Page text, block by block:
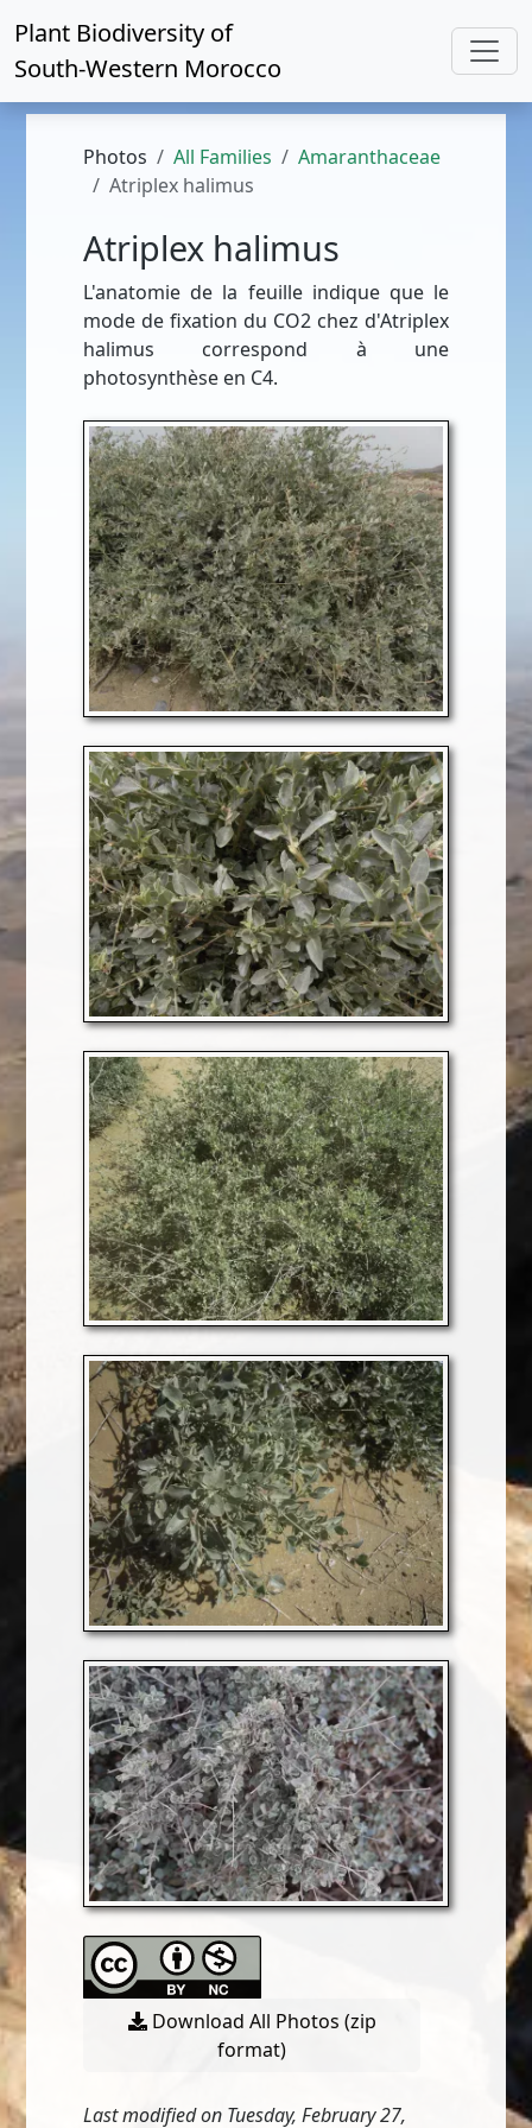
Plant Biodiversity of
South-Western Morocco
Photos All Families
Amaranthaceae
Atriplex halimus
Atriplex halimus
L'anatomie de la feuille indique que le
mode de fixation du CO2 chez d'Atriplex
halimus correspond à une
photosynthèse en C4.
Download All Photos (zip
format)
Last modified on Tuesday, February 27,